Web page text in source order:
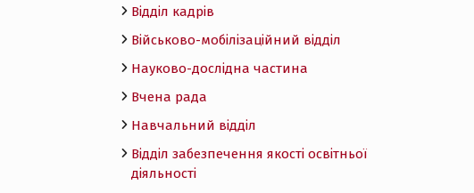
Відділ кадрів
Військово-мобілізаційний відділ
Науково-дослідна частина
Вчена рада
Навчальний відділ
Відділ забезпечення якості освітньої
діяльності